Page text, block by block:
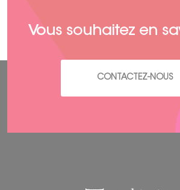
Vous souhaitez en
CONTACTEZ-NOUS